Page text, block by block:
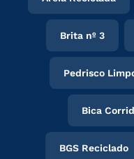
Brita nº 3
Pedrisco
Bica
BGS Reciclado